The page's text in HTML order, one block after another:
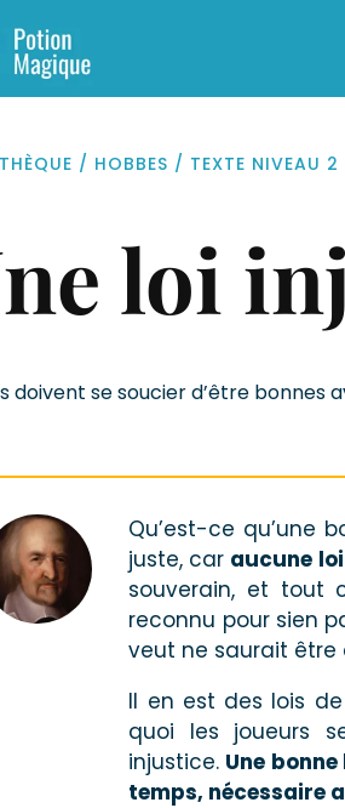
/ HOBBES / TEXTE NIVEAU 2
loi
doivent se soucier d’être bonnes
Qu’est-ce qu’une
juste, car aucune
souverain, et tout
reconnu pour sien
veut ne saurait être
Il en est des lois
quoi les joueurs
injustice. Une
temps, nécessaire